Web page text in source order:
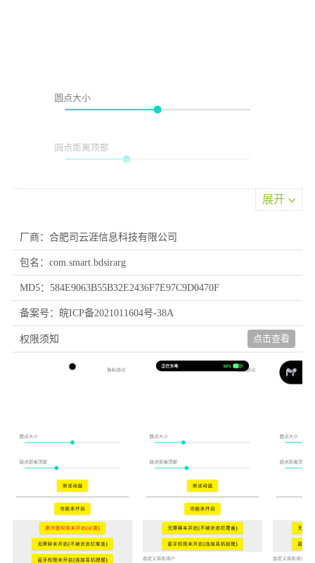
2、安卓手机的用户们，想要自己手机拥有跟苹果手机一样的系统
3、使用软件小伙伴们可以拥有全新的苹果手机功能，非常丰富的
4、软件的使用区域非常的大小，用户可以在这里轻松获取，随时
使用，给你带来不一样的使用效果
展开
厂商：合肥司云涯信息科技有限公司
包名：com.smart.bdsirarg
MD5：584E9063B55B32E2436F7E97C9D0470F
备案号：皖ICP备2021011604号-38A
权限须知 点击查看